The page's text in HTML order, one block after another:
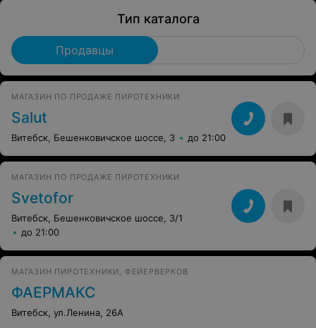
Тип каталога
Продавцы
МАГАЗИН ПО ПРОДАЖЕ ПИРОТЕХНИКИ
Salut
Витебск, Бешенковичское шоссе, 3 до 21:00
МАГАЗИН ПО ПРОДАЖЕ ПИРОТЕХНИКИ
Svetofor
Витебск, Бешенковичское шоссе, 3/1
до 21:00
МАГАЗИН ПИРОТЕХНИКИ, ФЕЙЕРВЕРКОВ
ФАЕРМАКС
Витебск, ул.Ленина, 26А